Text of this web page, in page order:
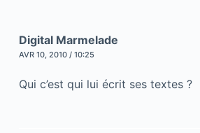
Digital Marmelade
AVR 10, 2010 / 10:25
Qui c’est qui lui écrit ses textes ?